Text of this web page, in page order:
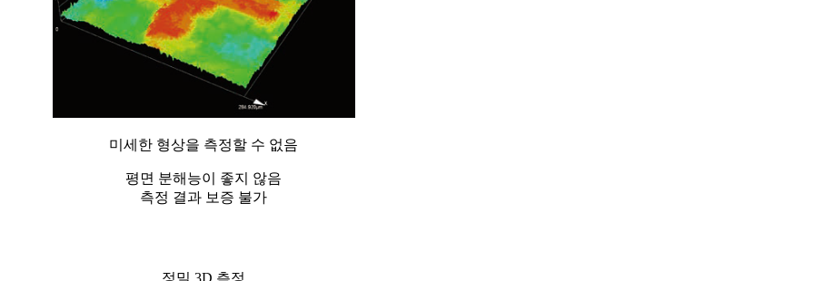
미세한 형상을 측정할 수 없음
평면 분해능이 좋지 않음
측정 결과 보증 불가
정밀 3D 측정